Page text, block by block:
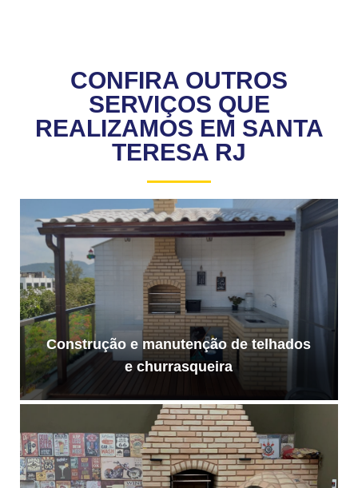
CONFIRA OUTROS
SERVIÇOS QUE
REALIZAMOS EM SANTA
TERESA RJ
Construção e manutenção de telhados
e churrasqueira